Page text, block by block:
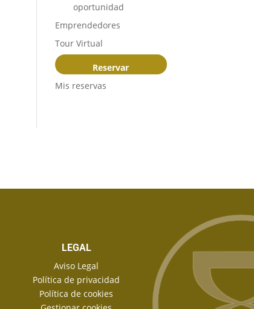
oportunidad
Emprendedores
Tour Virtual
Reservar
Mis reservas
LEGAL
Aviso Legal
Política de privacidad
Política de cookies